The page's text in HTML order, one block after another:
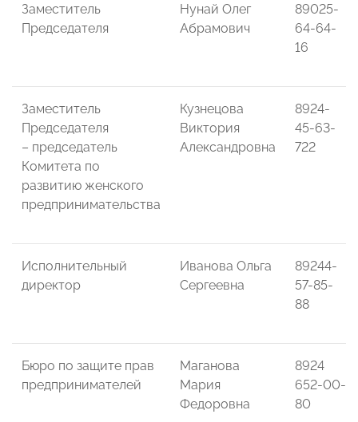
Заместитель
Председателя
Нунай Олег
Абрамович
89025-
64-64-
16
Заместитель
Председателя
– председатель
Комитета по
развитию женского
предпринимательства
Кузнецова
Виктория
Александровна
8924-
45-63-
722
Исполнительный
директор
Иванова Ольга
Сергеевна
89244-
57-85-
88
Бюро по защите прав
предпринимателей
Маганова
Мария
Федоровна
8924
652-00-
80